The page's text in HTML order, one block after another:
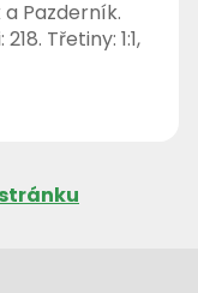
Pazderník.
Třetiny: 1:1,